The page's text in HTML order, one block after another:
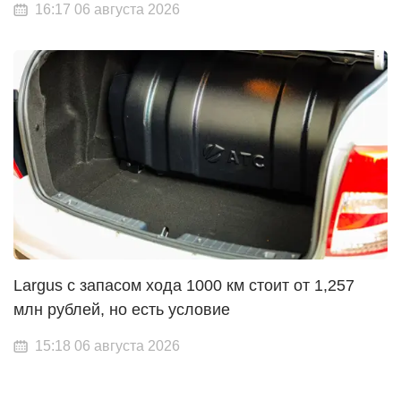
16:17 06 августа 2026
Largus с запасом хода 1000 км стоит от 1,257
млн рублей, но есть условие
15:18 06 августа 2026